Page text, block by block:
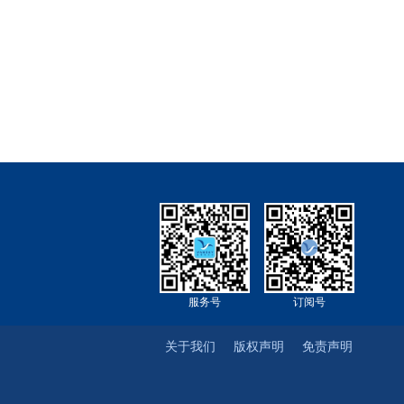
订阅号
服务号
免责声明
版权声明
关于我们